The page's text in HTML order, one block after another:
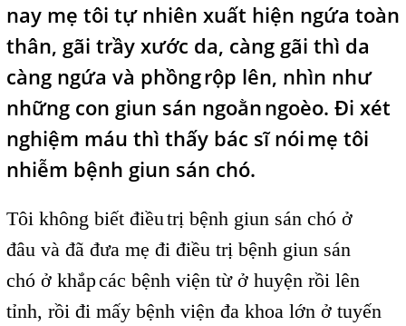
nay mẹ tôi tự nhiên xuất hiện ngứa toàn
thân, gãi trầy xước da, càng gãi thì da
càng ngứa và phồngl rộp lên, nhìn như
những con giun sán ngoằnngoèo. Đi xét
nghiệm máu thì thấy bác sĩ nóimẹ tôi
nhiễm bệnh giun sán chó.
Tôi không biết điềultrị bệnh giun sán chó ở
đâu và đã đưa mẹ đi điều trị bệnh giun sán
chó ở khắplcác bệnh viện từ ở huyện rồi lên
tỉnh, rồi đi mấy bệnh viện đa khoa lớn ở tuyến